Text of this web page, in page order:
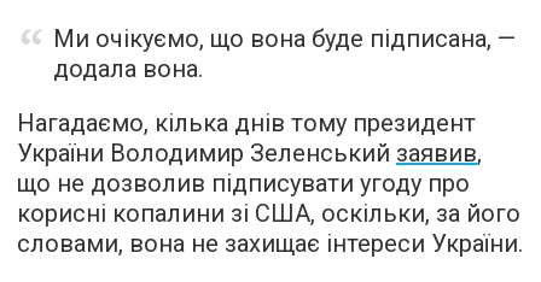
Ми очікуємо, що вона буде підписана, —
додала вона.
Нагадаємо, кілька днів тому президент
України Володимир Зеленський заявив,
що не дозволив підписувати угоду про
корисні копалини зі США, оскільки, за його
словами, вона не захищає інтереси України.